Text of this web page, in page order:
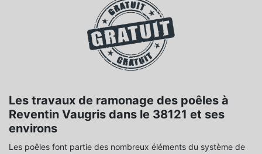
Les travaux de ramonage des poêles à
Reventin Vaugris dans le 38121 et ses
environs
Les poêles font partie des nombreux éléments du système de